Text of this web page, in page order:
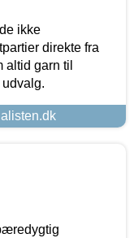
ikke
direkte fra
altid garn til